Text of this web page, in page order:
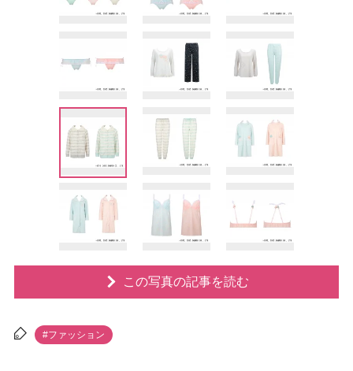
この写真の記事を読む
#ファッション